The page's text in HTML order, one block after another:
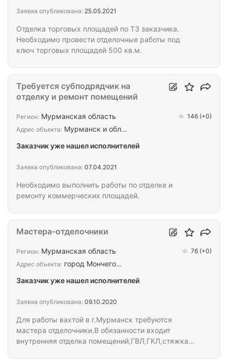
Отделка торговых площадей по ТЗ заказчика.
Необходимо провести отделочные работы под
ключ торговых площадей 500 кв.м.
Заявка опубликована: 25.05.2021
Необходимо выполнить работы по отделке и
ремонту коммерческих площадей.
Требуется субподрядчик на
отделку и ремонт помещений
Регион: Мурманская область 146 (+0)
Адрес объекта: Мурманск и обл…
Заказчик уже нашел исполнителей
Заявка опубликована: 07.04.2021
Для работы вахтой в г.Мурманск требуются
мастера отделочники.В обязанности входит
внутренняя отделка помещений,ГВЛ,ГКЛ,стяжка
Мастера-отделочники
Регион: Мурманская область 76 (+0)
Адрес объекта: город Мончего…
Заказчик уже нашел исполнителей
Заявка опубликована: 09.10.2020